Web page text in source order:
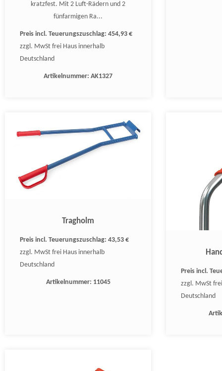
kratzfest. Mit 2 Luft-Rädern und 2
fünfarmigen Ra...
Preis incl. Teuerungszuschlag: 454,93 €
zzgl. MwSt frei Haus innerhalb
Deutschland
Artikelnummer: AK1327
Tragholm
Preis incl. Teuerungszuschlag: 43,53 €
zzgl. MwSt frei Haus innerhalb
Deutschland
Artikelnummer: 11045
Preis incl.
zzgl. MwSt
Deutschland